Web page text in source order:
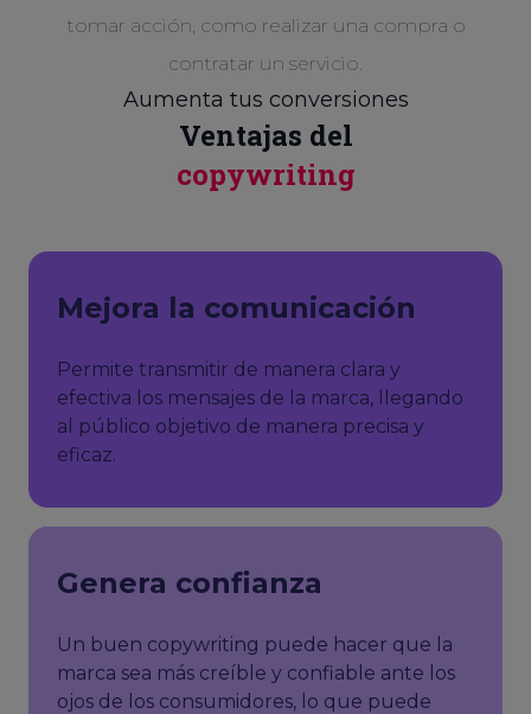
tomar acción, como realizar una compra o
contratar un servicio.
Aumenta tus conversiones
Ventajas del
copywriting
Mejora la comunicación
Permite transmitir de manera clara y
efectiva los mensajes de la marca, llegando
al público objetivo de manera precisa y
eficaz.
Genera confianza
Un buen copywriting puede hacer que la
marca sea más creíble y confiable ante los
ojos de los consumidores, lo que puede